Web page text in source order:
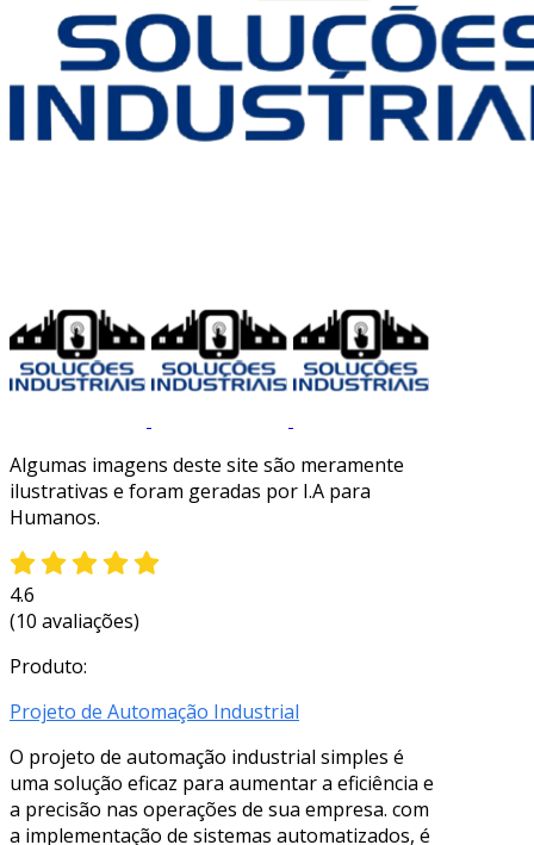
Algumas imagens deste site são meramente
ilustrativas e foram geradas por I.A para
Humanos.
4.6
(10 avaliações)
Produto:
Projeto de Automação Industrial
O projeto de automação industrial simples é
uma solução eficaz para aumentar a eficiência e
a precisão nas operações de sua empresa. com
a implementação de sistemas automatizados, é